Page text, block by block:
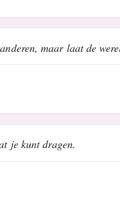
maar laat de
je kunt dragen.